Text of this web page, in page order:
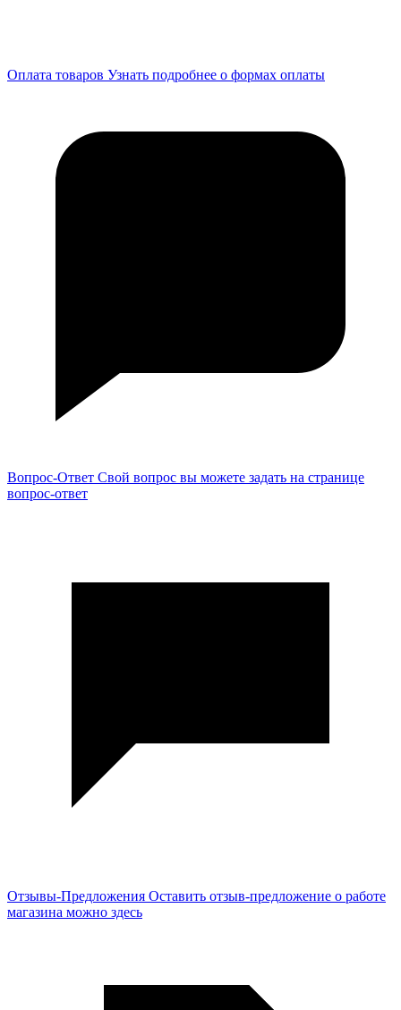
Оплата товаров Узнать подробнее о формах оплаты
Вопрос-Ответ Свой вопрос вы можете задать на странице
вопрос-ответ
Отзывы-Предложения Оставить отзыв-предложение о работе
магазина можно здесь